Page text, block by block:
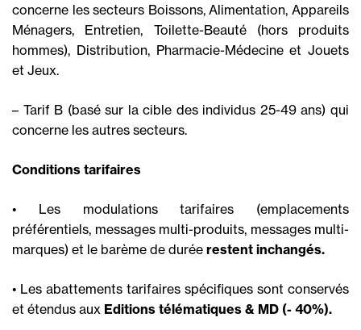
concerne les secteurs Boissons, Alimentation, Appareils
Ménagers, Entretien, Toilette-Beauté (hors produits
hommes), Distribution, Pharmacie-Médecine et Jouets
et Jeux.
– Tarif B (basé sur la cible des individus 25-49 ans) qui
concerne les autres secteurs.
Conditions tarifaires
• Les modulations tarifaires (emplacements
préférentiels, messages multi-produits, messages multi-
marques) et le barème de durée restent inchangés.
• Les abattements tarifaires spécifiques sont conservés
et étendus aux Editions télématiques & MD (- 40%).